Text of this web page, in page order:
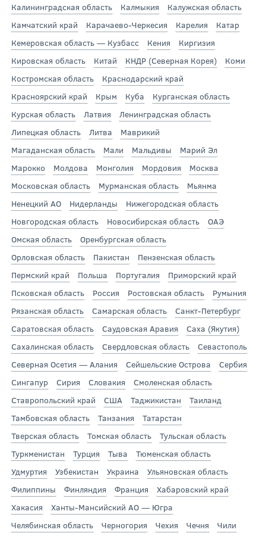
Калининградская область Калмыкия
Калужская область
Камчатский край
Карачаево-Черкесия Карелия
Катар
Кемеровская область — Кузбасс
Кения
Киргизия
Кировская область
Китай КНДР (Северная Корея)
Коми
Костромская область
Краснодарский край
Красноярский край
Крым Куба
Курганская область
Курская область
Латвия
Ленинградская область
Липецкая область
Литва
Маврикий
Магаданская область
Мали Мальдивы
Марий Эл
Марокко
Молдова Монголия Мордовия
Москва
Московская область
Мурманская область
Мьянма
Ненецкий АО
Нидерланды
Нижегородская область
Новгородская область
Новосибирская область
ОАЭ
Омская область
Оренбургская область
Орловская область
Пакистан
Пензенская область
Пермский край
Польша Португалия
Приморский край
Псковская область
Россия Ростовская область
Румыния
Рязанская область
Самарская область
Санкт-Петербург
Саратовская область
Саудовская Аравия
Саха (Якутия)
Сахалинская область
Свердловская область
Севастополь
Северная Осетия — Алания
Сейшельские Острова
Сербия
Сингапур
Сирия Словакия
Смоленская область
Ставропольский край
США Таджикистан
Таиланд
Тамбовская область
Танзания
Татарстан
Тверская область
Томская область
Тульская область
Туркменистан
Турция Тыва
Тюменская область
Удмуртия
Узбекистан Украина
Ульяновская область
Филиппины
Финляндия Франция
Хабаровский край
Хакасия
Ханты-Мансийский АО — Югра
Челябинская область
Черногория Чехия Чечня
Чили